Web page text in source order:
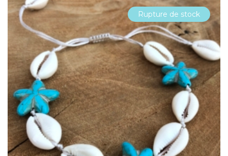
Rupture de stock